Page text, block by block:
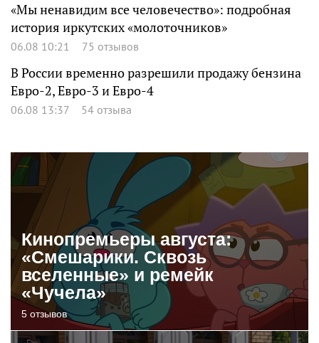
«Мы ненавидим все человечество»: подробная
история иркутских «молоточников»
06.08 10:21 75 отзывов
В России временно разрешили продажу бензина
Евро-2, Евро-3 и Евро-4
06.08 13:37 54 отзыва
Кинопремьеры августа:
«Смешарики. Сквозь
вселенные» и ремейк
«Чучела»
5 отзывов